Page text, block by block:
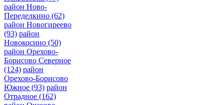
район Ново-
Переделкино (62)
район Новогиреево
(93) район
Новокосино (50)
район Орехово-
Борисово Северное
(124) район
Орехово-Борисово
Южное (93) район
Отрадное (162)